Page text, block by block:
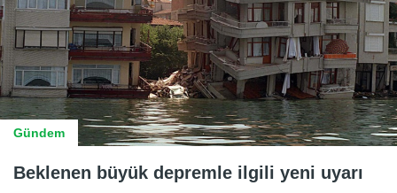
Gündem
Beklenen büyük depremle ilgili yeni uyarı